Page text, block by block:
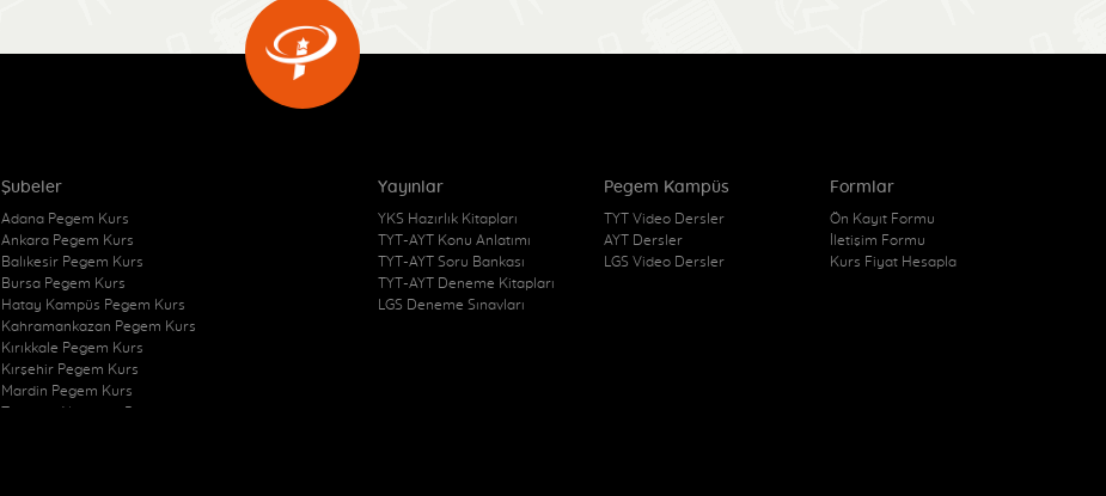
Şubeler
Adana Pegem Kurs
Ankara Pegem Kurs
Balıkesir Pegem Kurs
Bursa Pegem Kurs
Hatay Kampüs Pegem Kurs
Kahramankazan Pegem Kurs
Kırıkkale Pegem Kurs
Kırşehir Pegem Kurs
Mardin Pegem Kurs
Trabzon Akçaabat Pegem
Yayınlar
YKS Hazırlık Kitapları
TYT-AYT Konu Anlatımı
TYT-AYT Soru Bankası
TYT-AYT Deneme Kitapları
LGS Deneme Sınavları
Pegem Kampüs
TYT Video Dersler
AYT Dersler
LGS Video Dersler
Formlar
Ön Kayıt Formu
İletişim Formu
Kurs Fiyat Hesapla